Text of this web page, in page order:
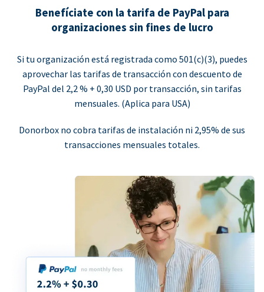
Benefíciate con la tarifa de PayPal para
organizaciones sin fines de lucro
Si tu organización está registrada como 501(c)(3), puedes
aprovechar las tarifas de transacción con descuento de
PayPal del 2,2 % + 0,30 USD por transacción, sin tarifas
mensuales. (Aplica para USA)
Donorbox no cobra tarifas de instalación ni 2,95% de sus
transacciones mensuales totales.